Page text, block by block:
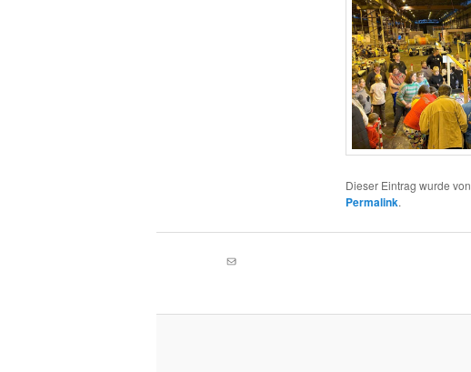
Dieser Eintrag wurde von
Permalink.
E-Mail